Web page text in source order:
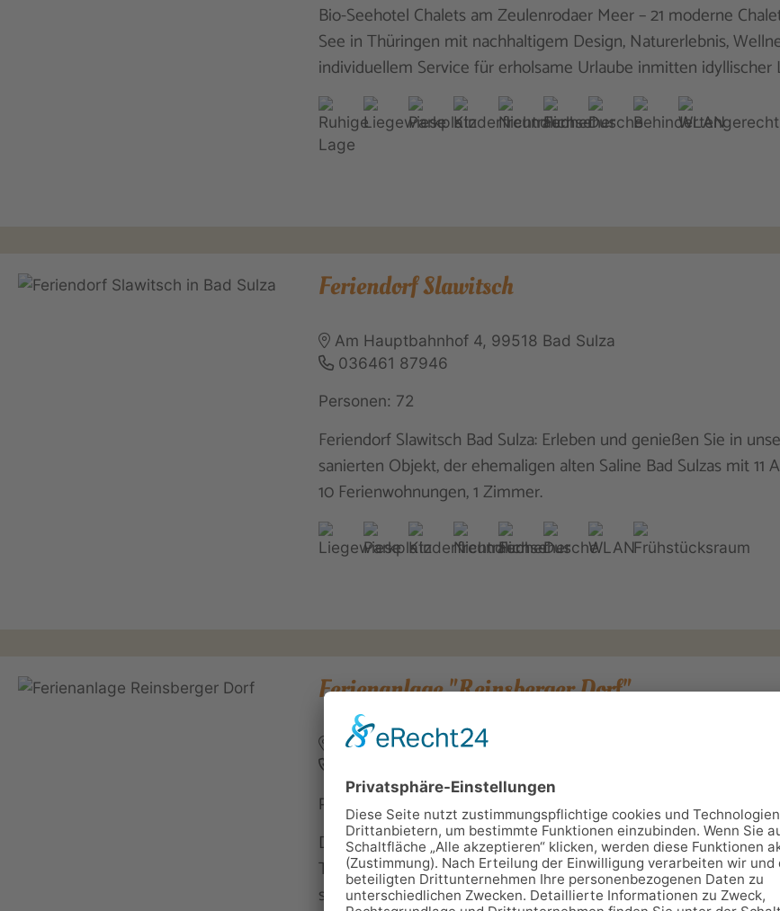
Bio-Seehotel Chalets am Zeulenrodaer Meer – 21 moderne
See in Thüringen mit nachhaltigem Design, Naturerlebnis,
individuellem Service für erholsame Urlaube inmitten idyllischer
Feriendorf Slawitsch
Am Hauptbahnhof 4, 99518 Bad Sulza
036461 87946
Personen: 72
Feriendorf Slawitsch Bad Sulza: Erleben und genießen Sie in
sanierten Objekt, der ehemaligen alten Saline Bad Sulzas mit 11
10 Ferienwohnungen, 1 Zimmer.
Ferienanlage "Reinsberger Dorf"
Am Weinberg 1, 99338 Plaue
Personen: 130
Das Reinsberger Dorf ist eine 33.000 qm große Ferienanlage
Thüringen mit Ferienhäusern, Ferienwohnungen, Appartements,
sowie Gruppenunterkünften.